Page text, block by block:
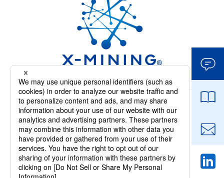
ウェブサイト利用規約
個人情報の取り扱いについて
欧州経済領域および英国のお客様へ
ソーシャルメディア運用ポリシー